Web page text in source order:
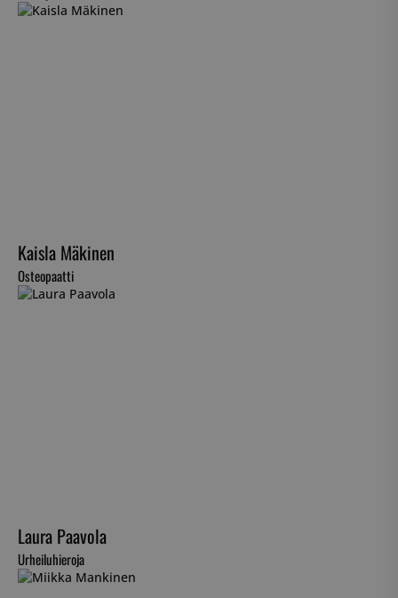
Kaisla Mäkinen
Osteopaatti
Laura Paavola
Urheiluhieroja